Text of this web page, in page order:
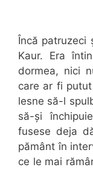
Încă patruzeci
Kaur. Era
dormea, nici
care ar fi
lesne să-l
să-și
fusese deja
pământ în
ce le mai